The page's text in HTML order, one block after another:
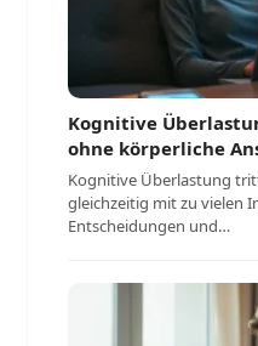
Kognitive
ohne körperliche
Kognitive Überlastung
gleichzeitig mit zu vielen
Entscheidungen und…